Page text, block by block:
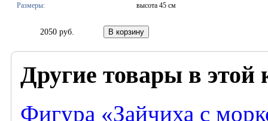
Размеры:
высота 45 см
2050 руб.
Другие товары в этой
Фигура «Зайчиха с